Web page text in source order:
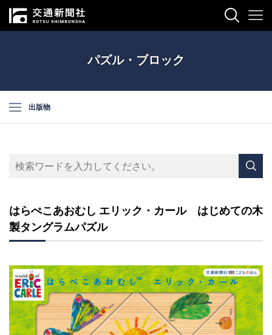
パズル・ブロック
出版物
はらぺこあおむし エリック・カール はじめての木
製タングラムパズル